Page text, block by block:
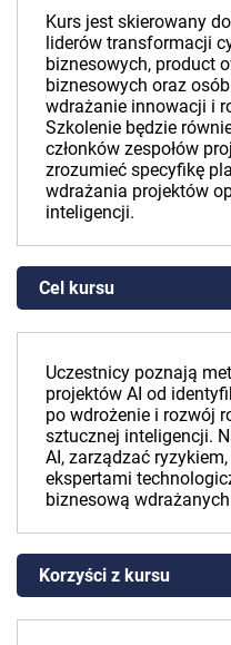
Kurs jest skierowany
liderów transformacji
biznesowych, product
biznesowych oraz
wdrażanie innowacji i
Szkolenie będzie
członków zespołów
zrozumieć specyfikę
wdrażania projektów
inteligencji.
Cel kursu
Uczestnicy poznają
projektów AI od
po wdrożenie i rozwój
sztucznej inteligencji.
AI, zarządzać
ekspertami
biznesową
Korzyści z kursu